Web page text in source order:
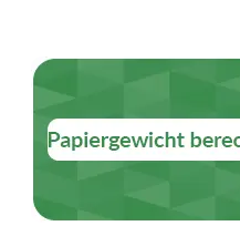
Jetzt lesen